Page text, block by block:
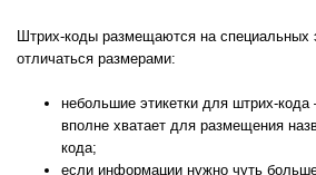
Штрих-коды размещаются на специальных
отличаться размерами:
небольшие этикетки для штрих-
вполне хватает для размещения
кода;
если информации нужно чуть